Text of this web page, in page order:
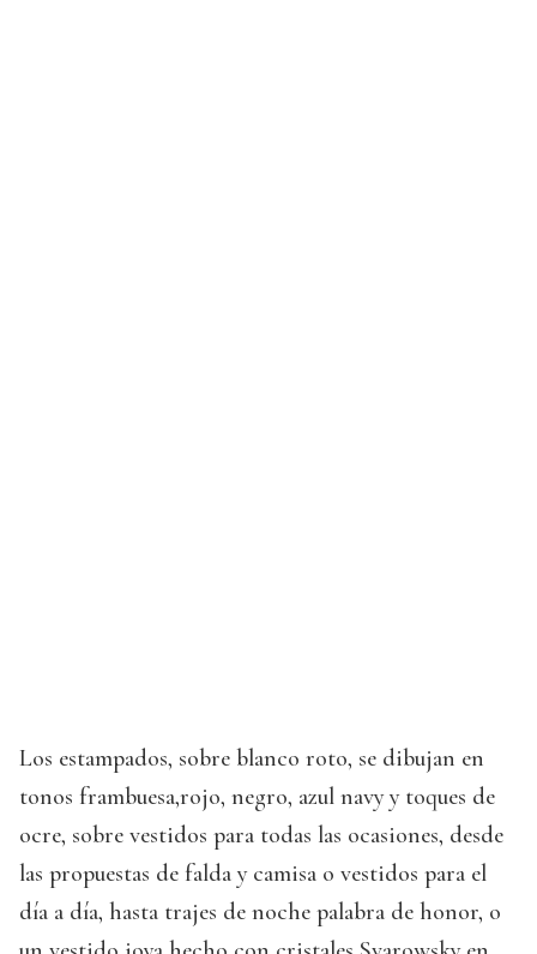
Los estampados, sobre blanco roto, se dibujan en
tonos frambuesa,rojo, negro, azul navy y toques de
ocre, sobre vestidos para todas las ocasiones, desde
las propuestas de falda y camisa o vestidos para el
día a día, hasta trajes de noche palabra de honor, o